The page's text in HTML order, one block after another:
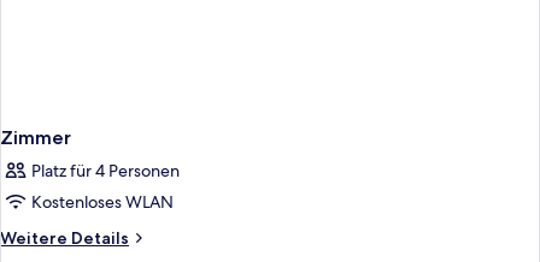
Zimmer
Platz für 4 Personen
Kostenloses WLAN
Weitere Details
Weitere